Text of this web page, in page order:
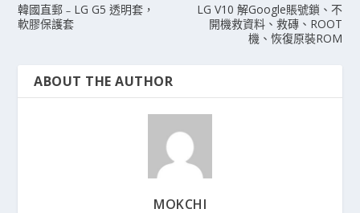
韓國直郵﹣LG G5 透明套，
軟膠保護套
LG V10 解Google賬號鎖、不
開機救資料、救磚、ROOT
機、恢復原裝ROM
ABOUT THE AUTHOR
MOKCHI